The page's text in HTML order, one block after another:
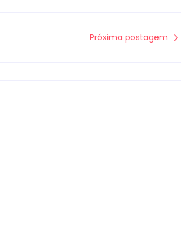
Próxima postagem